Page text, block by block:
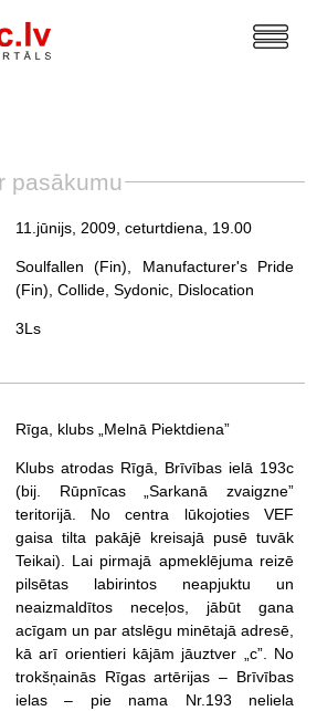
pasākumu
11.jūnijs, 2009, ceturtdiena , 19.00
Soulfallen (Fin), Manufacturer's Pride
(Fin), Collide, Sydonic, Dislocation
3Ls
Rīga, klubs „Melnā Piektdiena”
Klubs atrodas Rīgā, Brīvības ielā 193c
(bij. Rūpnīcas „Sarkanā zvaigzne”
teritorijā. No centra lūkojoties VEF
gaisa tilta pakājē kreisajā pusē tuvāk
Teikai). Lai pirmajā apmeklējuma reizē
pilsētas labirintos neapjuktu un
neaizmaldītos neceļos, jābūt gana
acīgam un par atslēgu minētajā adresē,
kā arī orientieri kājām jāuztver „c”. No
trokšņainās Rīgas artērijas – Brīvības
ielas – pie nama Nr.193 neliela